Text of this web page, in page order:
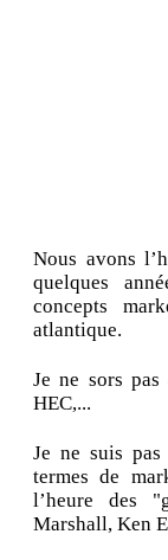
Nous avons
quelques
concepts
atlantique.
Je ne sors
HEC,...
Je ne suis
termes de
l’heure des
Marshall, Ken